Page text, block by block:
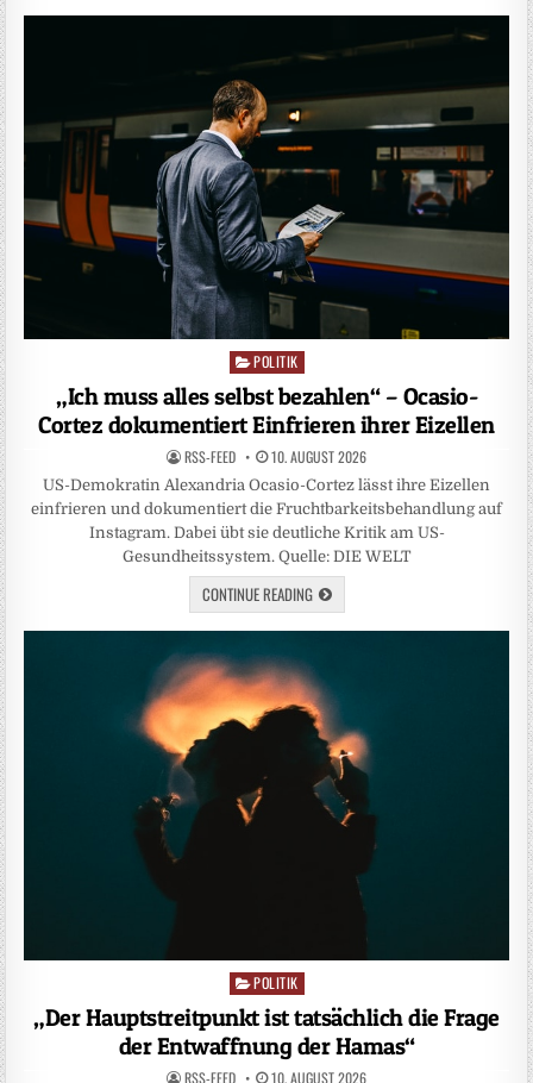
Posted
in
POLITIK
„Ich muss alles selbst bezahlen“ – Ocasio-
Cortez dokumentiert Einfrieren ihrer Eizellen
RSS-FEED 10. AUGUST 2026
US-Demokratin Alexandria Ocasio-Cortez lässt ihre Eizellen
einfrieren und dokumentiert die Fruchtbarkeitsbehandlung auf
Instagram. Dabei übt sie deutliche Kritik am US-
Gesundheitssystem. Quelle: DIE WELT
CONTINUE READING
Posted
in
POLITIK
„Der Hauptstreitpunkt ist tatsächlich die Frage
der Entwaffnung der Hamas“
RSS-FEED 10. AUGUST 2026